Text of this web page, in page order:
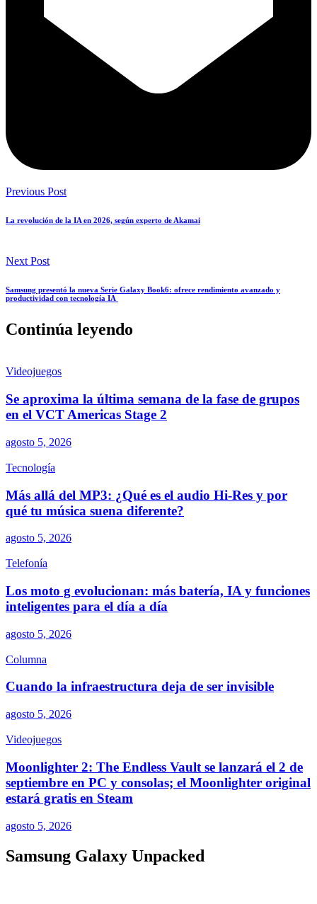
Previous Post
La revolución de la IA en 2026, según experto de Akamai
Next Post
Samsung presentó la nueva Serie Galaxy Book6: ofrece rendimiento avanzado y
productividad con tecnología IA
Continúa leyendo
Videojuegos
Se aproxima la última semana de la fase de grupos
en el VCT Americas Stage 2
agosto 5, 2026
Tecnología
Más allá del MP3: ¿Qué es el audio Hi-Res y por
qué tu música suena diferente?
agosto 5, 2026
Telefonía
Los moto g evolucionan: más batería, IA y funciones
inteligentes para el día a día
agosto 5, 2026
Columna
Cuando la infraestructura deja de ser invisible
agosto 5, 2026
Videojuegos
Moonlighter 2: The Endless Vault se lanzará el 2 de
septiembre en PC y consolas; el Moonlighter original
estará gratis en Steam
agosto 5, 2026
Samsung Galaxy Unpacked